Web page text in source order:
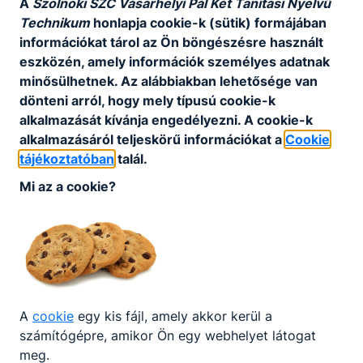
Precizitás, jó állóképesség, magas fokú
szervezőkészség, gyors döntésképesség, kiváló
konﬂiktusmegoldó készség, gyakorlatias
feladatértelmezés, rendszerező képesség,
problémaelemzés és -megoldás, gyors hibaelhárítás,
intenzív munkavégzés, műszaki érzék.
A SZAKKÉPZETTSÉGGEL RENDELKEZŐ
SZAKKÉPZETTSÉGGEL RENDELKEZŐ
előkészíti a rendelőt és a beteget a
vizsgálatokra; közreműködik a vizsgálatok
és a beavatkozások során, önálló
betegirányítást végez;
szükség esetén mentőt hív, betegszállítást
A Szolnoki SZC Vásárhelyi Pál Két Tanítási Nyelvű
Technikumhonlapja cookie-k (sütik) formájában
információkat tárol az Ön böngészésre használt
eszközén, amely információk személyes adatnak
minősülhetnek. Az alábbiakban lehetősége van
dönteni arról, hogy mely típusú cookie-k
alkalmazását kívánja engedélyezni. A cookie-k
alkalmazásáról teljeskörű információkat a Cookie
tájékoztatóban talál.
Mi az a cookie?
A cookie egy kis fájl, amely akkor kerül a
számítógépre, amikor Ön egy webhelyet látogat
meg.